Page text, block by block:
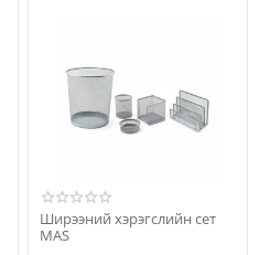
Ширээний хэрэгслийн сет
MAS